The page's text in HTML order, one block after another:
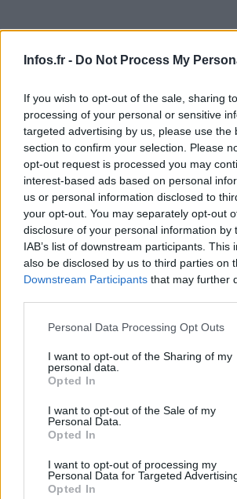
Infos.fr - Do Not Process My
If you wish to opt-out of the sale, sharing
processing of your personal or sensitive
targeted advertising by us, please use the
section to confirm your selection. Please
opt-out request is processed you may
interest-based ads based on personal
us or personal information disclosed to
your opt-out. You may separately opt-out
disclosure of your personal information by
IAB’s list of downstream participants. This
also be disclosed by us to third parties on
Downstream Participants that may further
Please note that this website/app uses
not limited to your visit or usage behaviour.
grant or deny consent to Google and its
use your data for below specified
consent section.
Personal Data Processing Opt Outs
I want to opt-out of the Sharing of my
personal data.
Opted In
I want to opt-out of the Sale of my
Personal Data.
Opted In
I want to opt-out of processing my
Personal Data for Targeted
Opted In
AUTEUR
Infos.fr Unit